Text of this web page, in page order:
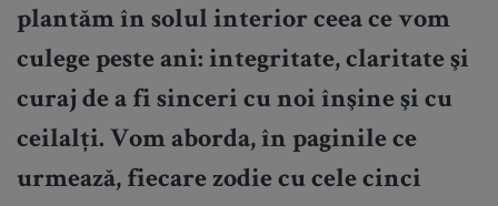
plantăm în solul interior ceea ce vom
culege peste ani: integritate, claritate şi
curaj de a fi sinceri cu noi înşine şi cu
ceilalţi. Vom aborda, în paginile ce
urmează, fiecare zodie cu cele cinci